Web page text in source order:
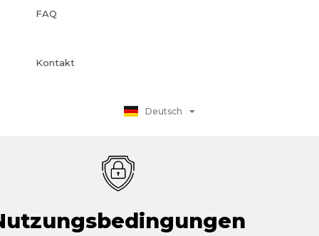
FAQ
Kontakt
Deutsch
日本語